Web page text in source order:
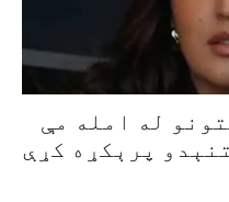
له امله مې
پرېکړه کړې